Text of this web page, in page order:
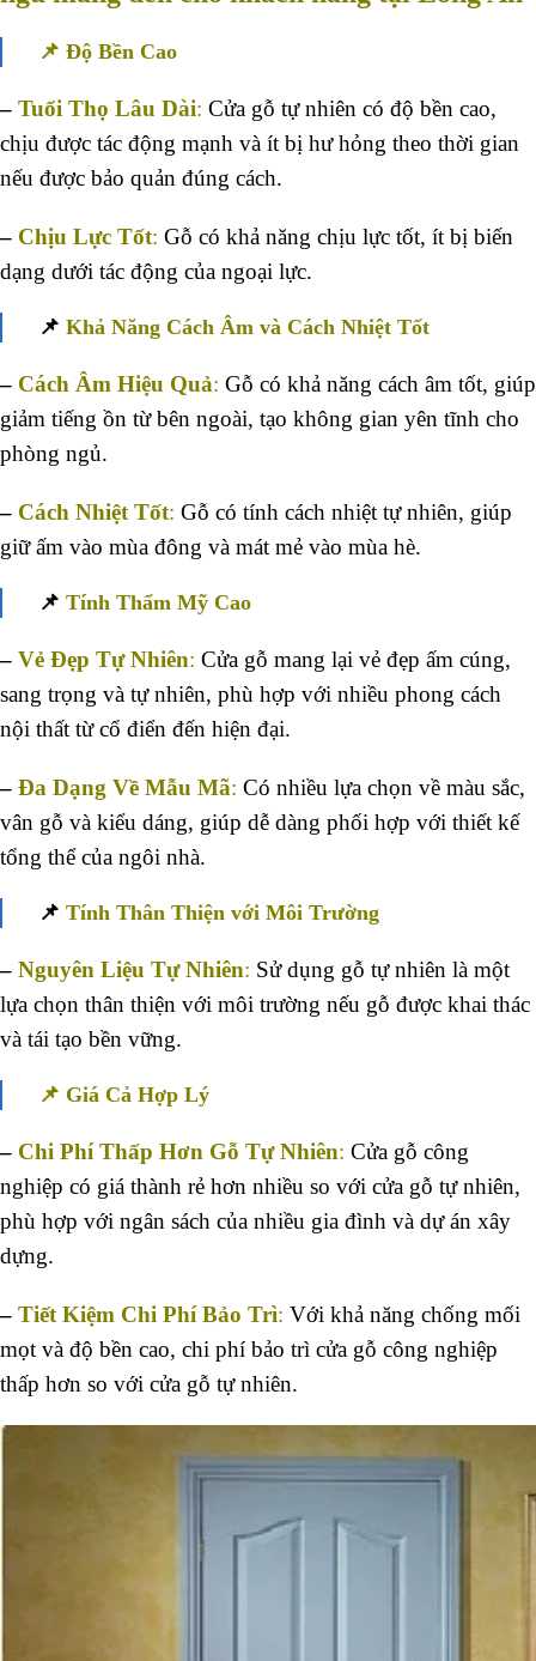
📌 Độ Bền Cao
– Tuổi Thọ Lâu Dài: Cửa gỗ tự nhiên có độ bền cao,
chịu được tác động mạnh và ít bị hư hỏng theo thời gian
nếu được bảo quản đúng cách.
– Chịu Lực Tốt: Gỗ có khả năng chịu lực tốt, ít bị biến
dạng dưới tác động của ngoại lực.
📌 Khả Năng Cách Âm và Cách Nhiệt Tốt
– Cách Âm Hiệu Quả: Gỗ có khả năng cách âm tốt, giúp
giảm tiếng ồn từ bên ngoài, tạo không gian yên tĩnh cho
phòng ngủ.
– Cách Nhiệt Tốt: Gỗ có tính cách nhiệt tự nhiên, giúp
giữ ấm vào mùa đông và mát mẻ vào mùa hè.
📌 Tính Thẩm Mỹ Cao
– Vẻ Đẹp Tự Nhiên: Cửa gỗ mang lại vẻ đẹp ấm cúng,
sang trọng và tự nhiên, phù hợp với nhiều phong cách
nội thất từ cổ điển đến hiện đại.
– Đa Dạng Về Mẫu Mã: Có nhiều lựa chọn về màu sắc,
vân gỗ và kiểu dáng, giúp dễ dàng phối hợp với thiết kế
tổng thể của ngôi nhà.
📌 Tính Thân Thiện với Môi Trường
– Nguyên Liệu Tự Nhiên: Sử dụng gỗ tự nhiên là một
lựa chọn thân thiện với môi trường nếu gỗ được khai thác
và tái tạo bền vững.
📌 Giá Cả Hợp Lý
– Chi Phí Thấp Hơn Gỗ Tự Nhiên: Cửa gỗ công
nghiệp có giá thành rẻ hơn nhiều so với cửa gỗ tự nhiên,
phù hợp với ngân sách của nhiều gia đình và dự án xây
dựng.
– Tiết Kiệm Chi Phí Bảo Trì: Với khả năng chống mối
mọt và độ bền cao, chi phí bảo trì cửa gỗ công nghiệp
thấp hơn so với cửa gỗ tự nhiên.